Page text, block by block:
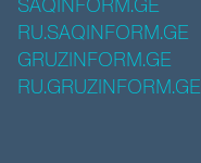
SAQINFORM.GE
RU.SAQINFORM.GE
GRUZINFORM.GE
RU.GRUZINFORM.GE